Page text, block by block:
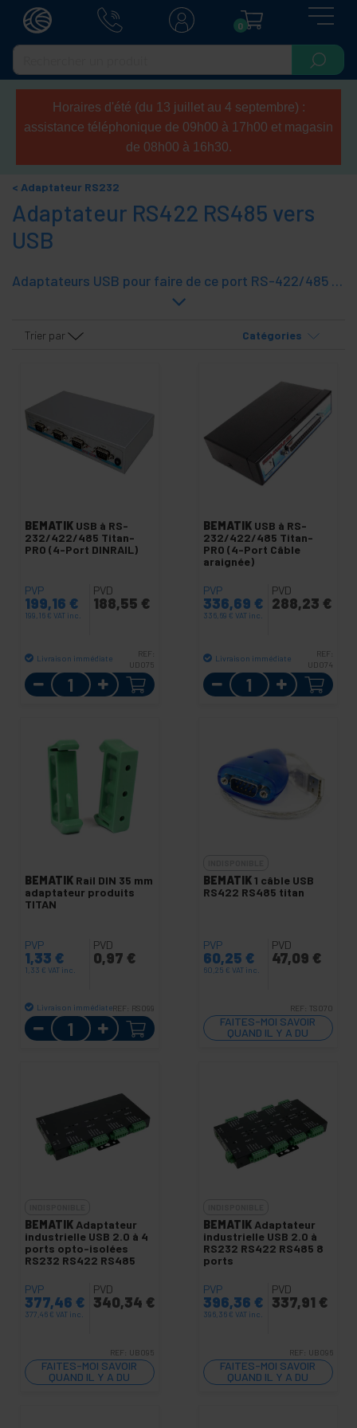
0
Horaires d'été (du 13 juillet au 4 septembre) :
assistance téléphonique de 09h00 à 17h00 et magasin
de 08h00 à 16h30.
Adaptateur RS232
Adaptateur RS422 RS485 vers
USB
Adaptateurs USB pour faire de ce port RS-422/485 interface.
Trier par Catégories
BEMATIK USB à RS-
232/422/485 Titan-
PRO (4-Port DINRAIL)
PVP
199,16 €
199,16 € VAT inc.
PVD
188,55 €
Livraison immédiate
REF:
UD075
Quantité
BEMATIK USB à RS-
232/422/485 Titan-
PRO (4-Port Câble
araignée)
PVP
336,69 €
336,69 € VAT inc.
PVD
288,23 €
Livraison immédiate
REF:
UD074
Quantité
BEMATIK Rail DIN 35 mm
adaptateur produits
TITAN
PVP
1,33 €
1,33 € VAT inc.
PVD
0,97 €
Livraison immédiateREF: RS099
Quantité
BEMATIK 1 câble USB
RS422 RS485 titan
PVP
60,25 €
60,25 € VAT inc.
PVD
47,09 €
REF: TS070
FAITES-MOI SAVOIR
QUAND IL Y A DU
STOCK
BEMATIK Adaptateur
industrielle USB 2.0 à 4
ports opto-isolées
RS232 RS422 RS485
PVP
377,46 €
377,46 € VAT inc.
PVD
340,34 €
REF: UB095
FAITES-MOI SAVOIR
QUAND IL Y A DU
STOCK
BEMATIK Adaptateur
industrielle USB 2.0 à
RS232 RS422 RS485 8
ports
PVP
396,36 €
396,36 € VAT inc.
PVD
337,91 €
REF: UB096
FAITES-MOI SAVOIR
QUAND IL Y A DU
STOCK